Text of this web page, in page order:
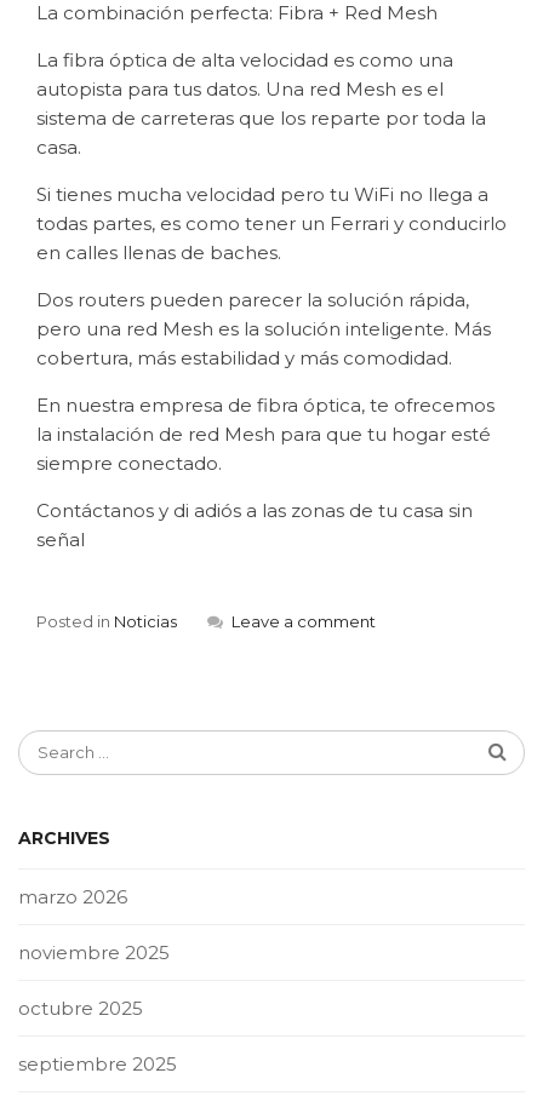
La combinación perfecta: Fibra + Red Mesh
La fibra óptica de alta velocidad es como una
autopista para tus datos. Una red Mesh es el
sistema de carreteras que los reparte por toda la
casa.
Si tienes mucha velocidad pero tu WiFi no llega a
todas partes, es como tener un Ferrari y conducirlo
en calles llenas de baches.
Dos routers pueden parecer la solución rápida,
pero una red Mesh es la solución inteligente. Más
cobertura, más estabilidad y más comodidad.
En nuestra empresa de fibra óptica, te ofrecemos
la instalación de red Mesh para que tu hogar esté
siempre conectado.
Contáctanos y di adiós a las zonas de tu casa sin
señal
Posted in Noticias Leave a comment
ARCHIVES
marzo 2026
noviembre 2025
octubre 2025
septiembre 2025